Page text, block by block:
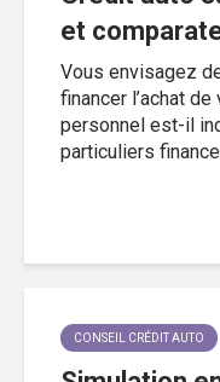
et
Vous envisagez
financer l’achat
personnel est-il
particuliers
CONSEIL CRÉDIT AUTO